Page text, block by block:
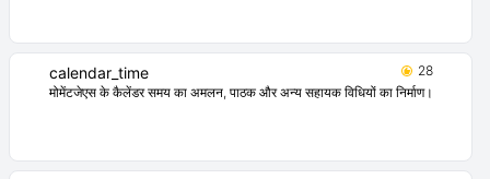
calendar_time
28
मोमेंटजेएस के कैलेंडर समय का अमलन, पाठक और अन्य सहायक विधियों का निर्माण।